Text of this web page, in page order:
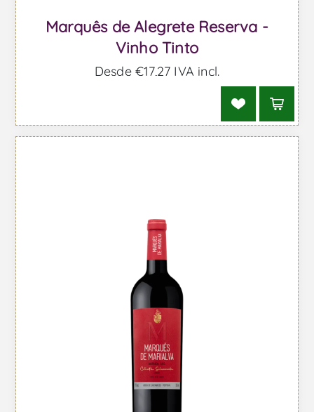
Marquês de Alegrete Reserva -
Vinho Tinto
Desde €17,27 IVA incl.